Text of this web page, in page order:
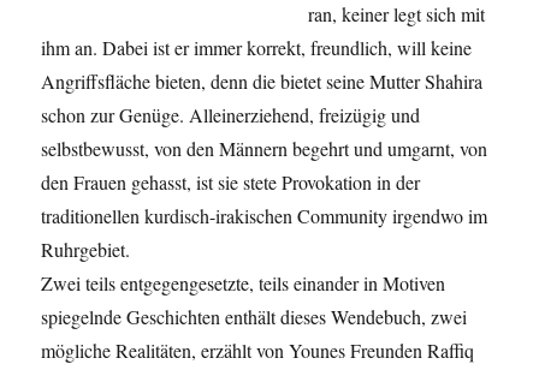
ran, keiner legt sich mit
ihm an. Dabei ist er immer korrekt, freundlich, will keine
Angriffsfläche bieten, denn die bietet seine Mutter Shahira
schon zur Genüge. Alleinerziehend, freizügig und
selbstbewusst, von den Männern begehrt und umgarnt, von
den Frauen gehasst, ist sie stete Provokation in der
traditionellen kurdisch-irakischen Community irgendwo im
Ruhrgebiet.
Zwei teils entgegengesetzte, teils einander in Motiven
spiegelnde Geschichten enthält dieses Wendebuch, zwei
mögliche Realitäten, erzählt von Younes Freunden Raffiq